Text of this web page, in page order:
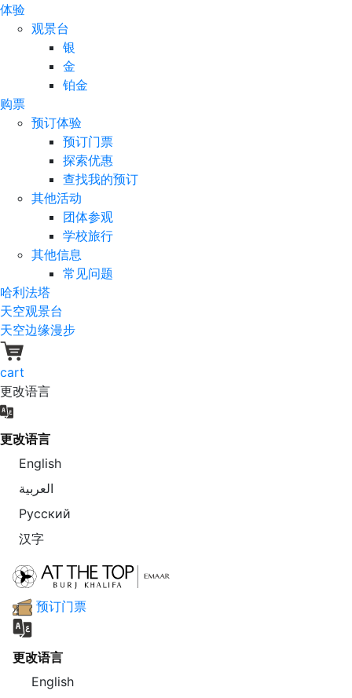
体验
观景台
银
金
铂金
购票
预订体验
预订门票
探索优惠
查找我的预订
其他活动
团体参观
学校旅行
其他信息
常见问题
哈利法塔
天空观景台
天空边缘漫步
cart
更改语言
更改语言
English
العربية
Русский
汉字
预订门票
更改语言
English